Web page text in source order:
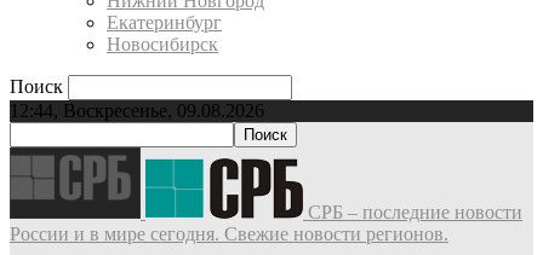
Екатеринбург
Новосибирск
Поиск
12:44, Воскресенье, 09.08.2026
СРБ – последние новости
России и в мире сегодня. Свежие новости регионов.